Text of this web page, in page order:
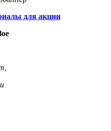
для акции